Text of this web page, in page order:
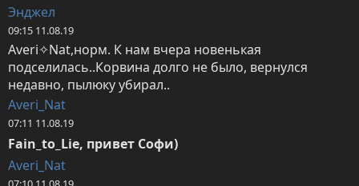
Энджел
09:15 11.08.19
Averi✧Nat,норм. К нам вчера новенькая
подселилась..Корвина долго не было, вернулся
недавно, пылюку убирал..
Averi_Nat
07:11 11.08.19
Fain_to_Lie, привет Софи)
Averi_Nat